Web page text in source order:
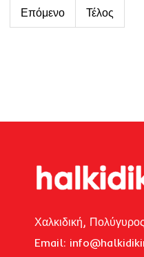
Επόμενο Τέλος
Χαλκιδική,
Email: i